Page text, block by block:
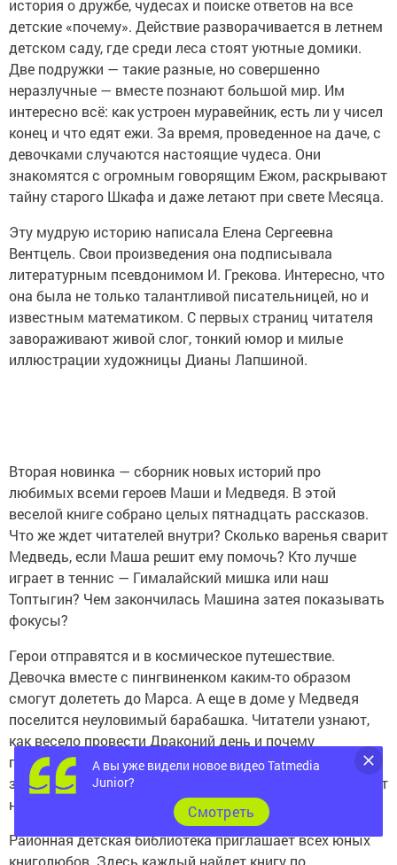
история о дружбе, чудесах и поиске ответов на все
детские «почему». Действие разворачивается в летнем
детском саду, где среди леса стоят уютные домики.
Две подружки — такие разные, но совершенно
неразлучные — вместе познают большой мир. Им
интересно всё: как устроен муравейник, есть ли у чисел
конец и что едят ежи. За время, проведенное на даче, с
девочками случаются настоящие чудеса. Они
знакомятся с огромным говорящим Ежом, раскрывают
тайну старого Шкафа и даже летают при свете Месяца.
Эту мудрую историю написала Елена Сергеевна
Вентцель. Свои произведения она подписывала
литературным псевдонимом И. Грекова. Интересно, что
она была не только талантливой писательницей, но и
известным математиком. С первых страниц читателя
завораживают живой слог, тонкий юмор и милые
иллюстрации художницы Дианы Лапшиной.
Вторая новинка — сборник новых историй про
любимых всеми героев Маши и Медведя. В этой
веселой книге собрано целых пятнадцать рассказов.
Что же ждет читателей внутри? Сколько варенья сварит
Медведь, если Маша решит ему помочь? Кто лучше
играет в теннис — Гималайский мишка или наш
Топтыгин? Чем закончилась Машина затея показывать
фокусы?
Герои отправятся и в космическое путешествие.
Девочка вместе с пингвиненком каким-то образом
смогут долететь до Марса. А еще в доме у Медведя
поселится неуловимый барабашка. Читатели узнают,
как весело провести Драконий день и почему
поссорившимся Маше и Мишке оказалось так трудно
завести новых друзей. Ответы на все эти вопросы ждут
на страницах этой замечательной книги.
Районная детская библиотека приглашает всех юных
книголюбов. Здесь каждый найдет книгу по
А вы уже видели новое видео Tatmedia
Junior?
Cмотреть